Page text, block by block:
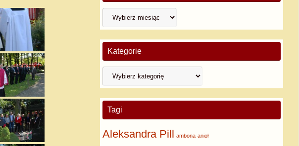
Kategorie
Tagi
Aleksandra Pill ambona anioł